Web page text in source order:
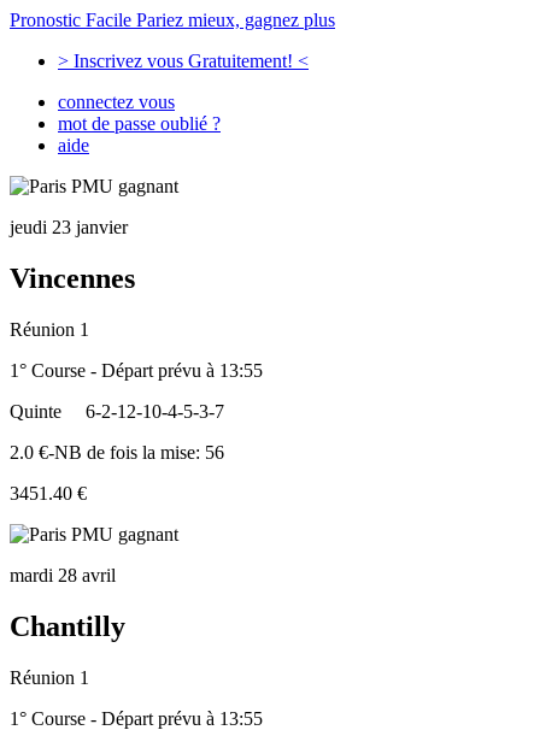
Pronostic Facile Pariez mieux, gagnez plus
> Inscrivez vous Gratuitement! <
connectez vous
mot de passe oublié ?
aide
jeudi 23 janvier
Vincennes
Réunion 1
1° Course - Départ prévu à 13:55
Quinte
6-2-12-10-4-5-3-7
2.0 €-NB de fois la mise: 56
3451.40 €
mardi 28 avril
Chantilly
Réunion 1
1° Course - Départ prévu à 13:55